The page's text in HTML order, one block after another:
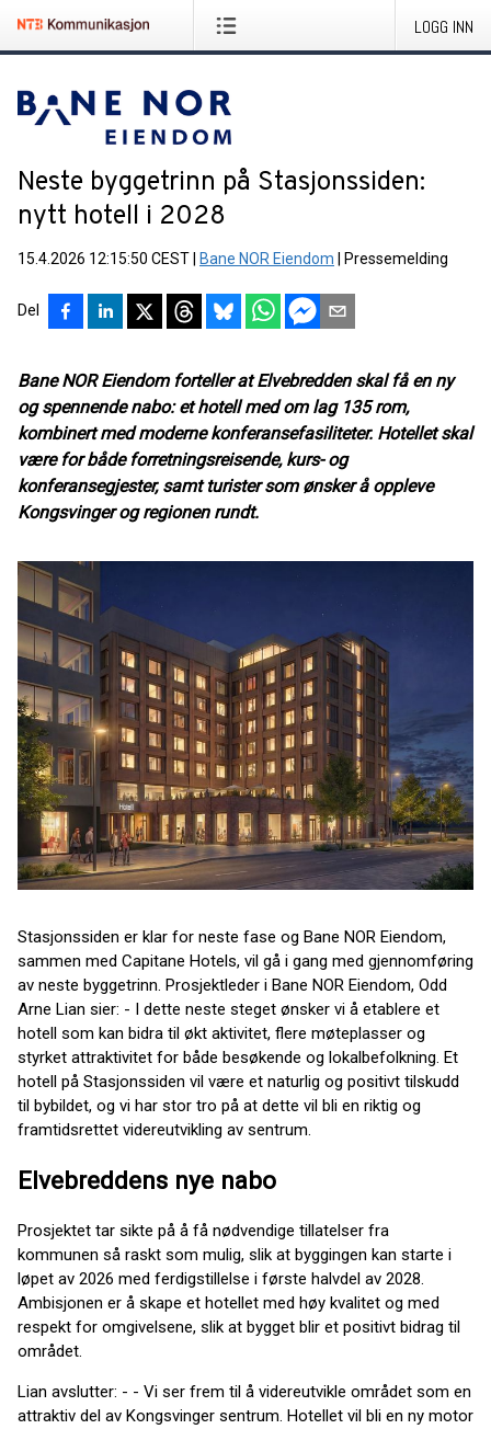
LOGG INN
Neste byggetrinn på Stasjonssiden:
nytt hotell i 2028
15.4.2026 12:15:50 CEST Bane NOR Eiendom Pressemelding
Del
Bane NOR Eiendom forteller at Elvebredden skal få en ny
og spennende nabo: et hotell med om lag 135 rom,
kombinert med moderne konferansefasiliteter. Hotellet skal
være for både forretningsreisende, kurs- og
konferansegjester, samt turister som ønsker å oppleve
Kongsvinger og regionen rundt.
Stasjonssiden er klar for neste fase og Bane NOR Eiendom,
sammen med Capitane Hotels, vil gå i gang med gjennomføring
av neste byggetrinn. Prosjektleder i Bane NOR Eiendom, Odd
Arne Lian sier: - I dette neste steget ønsker vi å etablere et
hotell som kan bidra til økt aktivitet, flere møteplasser og
styrket attraktivitet for både besøkende og lokalbefolkning. Et
hotell på Stasjonssiden vil være et naturlig og positivt tilskudd
til bybildet, og vi har stor tro på at dette vil bli en riktig og
framtidsrettet videreutvikling av sentrum.
Elvebreddens nye nabo
Prosjektet tar sikte på å få nødvendige tillatelser fra
kommunen så raskt som mulig, slik at byggingen kan starte i
løpet av 2026 med ferdigstillelse i første halvdel av 2028.
Ambisjonen er å skape et hotellet med høy kvalitet og med
respekt for omgivelsene, slik at bygget blir et positivt bidrag til
området.
Lian avslutter: - - Vi ser frem til å videreutvikle området som en
attraktiv del av Kongsvinger sentrum. Hotellet vil bli en ny motor